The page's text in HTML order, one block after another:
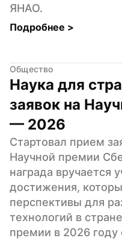
ЯНАО.
Подробнее >
Общество
Наука для
заявок на
— 2026
Стартовал прием
Научной премии
награда
достижения,
перспективы для
технологий в
премии в 2026 году